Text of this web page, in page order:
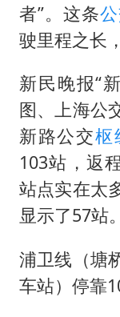
者”。这条
驶里程之长
新民晚报“
图、上海公
新路公交枢
103站，返
站点实在太
显示了57站。
浦卫线（塘
车站）停靠